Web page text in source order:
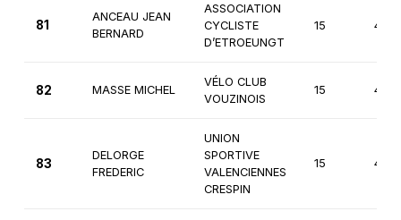
81
ANCEAU JEAN
BERNARD
ASSOCIATION
CYCLISTE
D’ETROEUNGT
15
82 MASSE MICHEL
VÉLO CLUB
VOUZINOIS
15
83
DELORGE
FREDERIC
UNION
SPORTIVE
VALENCIENNES
CRESPIN
15